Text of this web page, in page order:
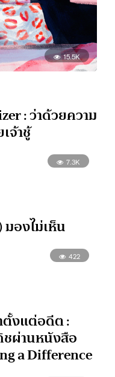
15.5K
: ว่าด้วยความ
จ้าชู้
7.3K
มองไม่เห็น
422
ตั้งแต่อดีต :
ชผ่านหนังสือ
a Difference